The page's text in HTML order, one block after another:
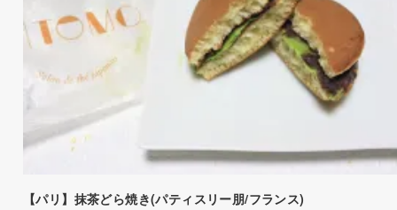
【パリ】抹茶どら焼き(パティスリー朋/フランス)